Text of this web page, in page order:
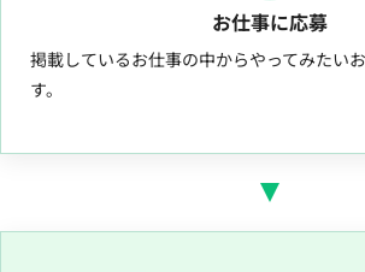
お仕事に応募
掲載しているお仕事の中からやってみたい
す。